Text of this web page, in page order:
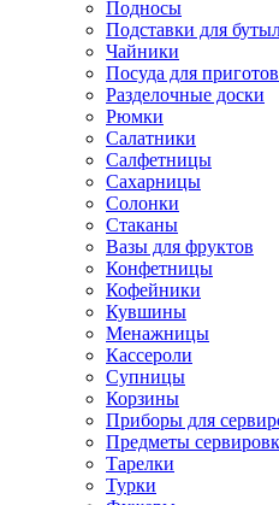
Подносы
Подставки для
Чайники
Посуда для
Разделочные доски
Рюмки
Салатники
Салфетницы
Сахарницы
Солонки
Стаканы
Вазы для фруктов
Конфетницы
Кофейники
Кувшины
Менажницы
Кассероли
Супницы
Корзины
Приборы для
Предметы
Тарелки
Турки